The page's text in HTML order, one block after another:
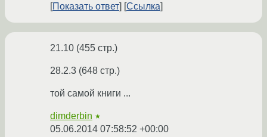
Показать ответ
Ссылка
21.10 (455 стр.)
28.2.3 (648 стр.)
той самой книги ...
dimderbin ★
05.06.2014 07:58:52 +00:00